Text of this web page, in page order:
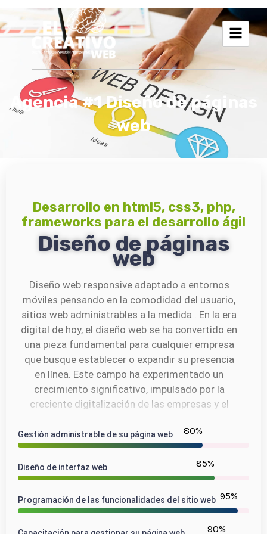
al
contenido
Agencia #1 Diseño de páginas
web
Desarrollo en html5, css3, php,
frameworks para el desarrollo ágil
Diseño de páginas
web
Diseño web responsive adaptado a entornos
móviles pensando en la comodidad del usuario,
sitios web administrables a la medida . En la era
digital de hoy, el diseño web se ha convertido en
una pieza fundamental para cualquier empresa
que busque establecer o expandir su presencia
en línea. Este campo ha experimentado un
crecimiento significativo, impulsado por la
creciente digitalización de las empresas y el
parte de los usuarios. Con un enfoque en la
innovación y la creatividad, Colombia se está
posicionando como un centro emergente para el
diseño web, atrayendo talentos tanto locales
como internacionales.
Gestión administrable de su página web 80%
Diseño de interfaz web 85%
Programación de las funcionalidades del sitio web 95%
90%